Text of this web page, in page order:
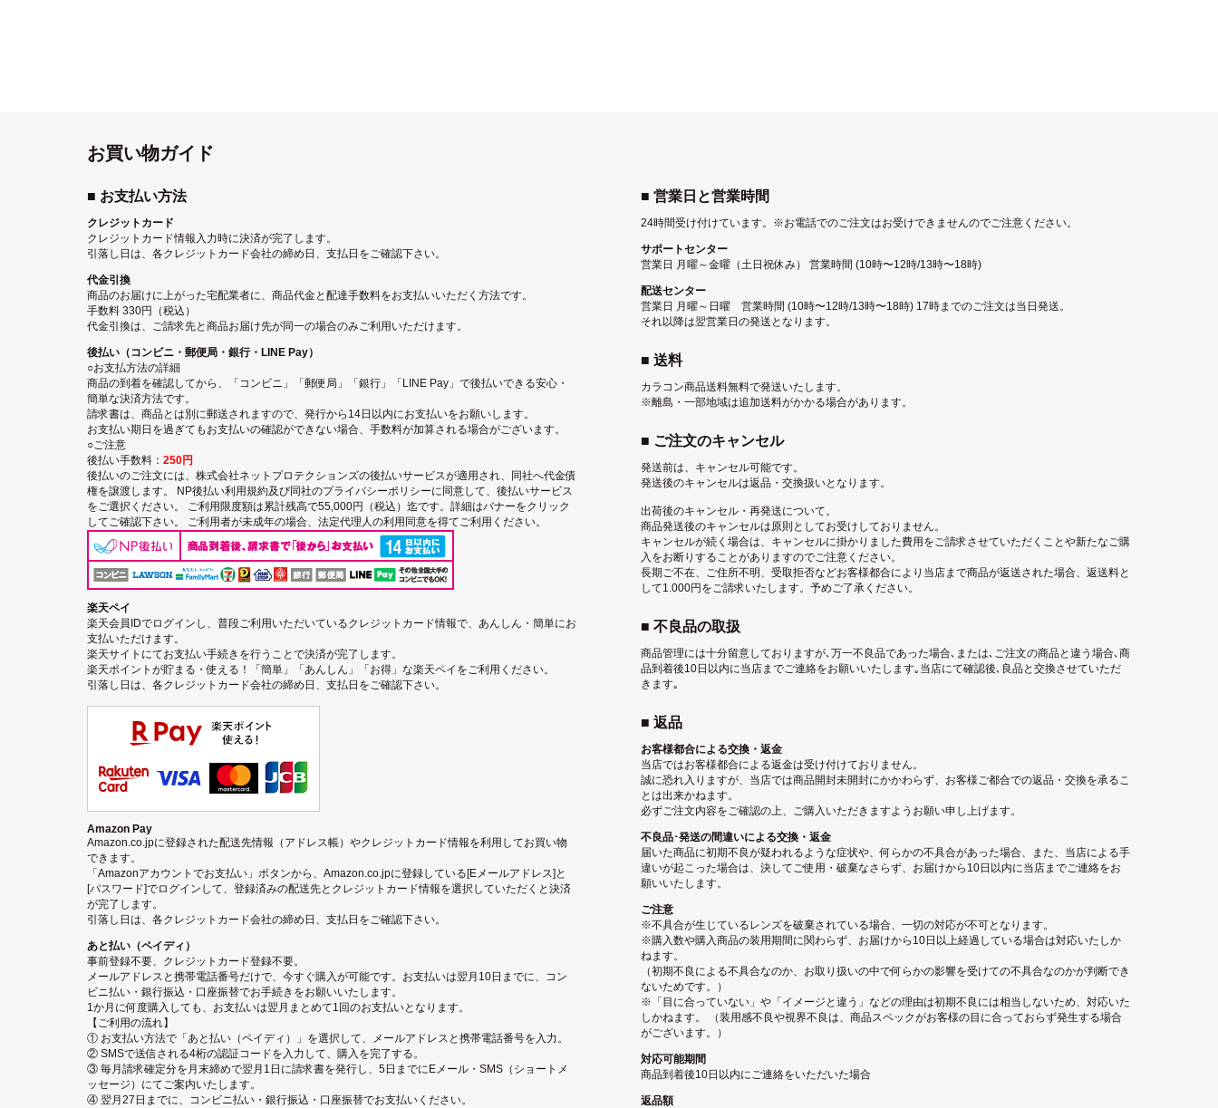
お買い物ガイド
■ お支払い方法
クレジットカード
クレジットカード情報入力時に決済が完了します。
引落し日は、各クレジットカード会社の締め日、支払日をご確認下さい。
代金引換
商品のお届けに上がった宅配業者に、商品代金と配達手数料をお支払いいただく方法です。
手数料 330円（税込）
代金引換は、ご請求先と商品お届け先が同一の場合のみご利用いただけます。
後払い（コンビニ・郵便局・銀行・LINE Pay）
○お支払方法の詳細
商品の到着を確認してから、「コンビニ」「郵便局」「銀行」「LINE Pay」で後払いできる安心・
簡単な決済方法です。
請求書は、商品とは別に郵送されますので、発行から14日以内にお支払いをお願いします。
お支払い期日を過ぎてもお支払いの確認ができない場合、手数料が加算される場合がございます。
○ご注意
後払い手数料： 250円
後払いのご注文には、 株式会社ネットプロテクションズの後払いサービスが適用され、同社へ代金債
権を譲渡します。
NP後払い利用規約及び同社のプライバシーポリシーに同意して、後払いサービス
をご選択ください。 ご利用限度額は累計残高で55,000円（税込）迄です。詳細はバナーをクリック
してご確認下さい。 ご利用者が未成年の場合、法定代理人の利用同意を得てご利用ください。
楽天ペイ
楽天会員IDでログインし、普段ご利用いただいているクレジットカード情報で、あんしん・簡単にお
支払いただけます。
楽天サイトにてお支払い手続きを行うことで決済が完了します。
楽天ポイントが貯まる・使える！「簡単」「あんしん」「お得」な楽天ペイをご利用ください。
引落し日は、各クレジットカード会社の締め日、支払日をご確認下さい。
Amazon Pay
Amazon.co.jpに登録された配送先情報（アドレス帳）やクレジットカード情報を利用してお買い物
できます。
「Amazonアカウントでお支払い」ボタンから、Amazon.co.jpに登録している[Eメールアドレス]と
[パスワード]でログインして、登録済みの配送先とクレジットカード情報を選択していただくと決済
が完了します。
引落し日は、各クレジットカード会社の締め日、支払日をご確認下さい。
あと払い（ペイディ）
事前登録不要、クレジットカード登録不要。
メールアドレスと携帯電話番号だけで、今すぐ購入が可能です。お支払いは翌月10日までに、コン
ビニ払い・銀行振込・口座振替でお手続きをお願いいたします。
1か月に何度購入しても、お支払いは翌月まとめて1回のお支払いとなります。
【ご利用の流れ】
① お支払い方法で「あと払い（ペイディ）」を選択して、メールアドレスと携帯電話番号を入力。
② SMSで送信される4桁の認証コードを入力して、購入を完了する。
③ 毎月請求確定分を月末締めで翌月1日に請求書を発行し、5日までにEメール・SMS（ショートメ
ッセージ）にてご案内いたします。
④ 翌月27日までに、コンビニ払い・銀行振込・口座振替でお支払いください。
■ 営業日と営業時間
24時間受け付けています。 ※お電話でのご注文はお受けできませんのでご注意ください。
サポートセンター
営業日 月曜～金曜（土日祝休み） 営業時間 (10時〜12時/13時〜18時)
配送センター
営業日 月曜～日曜 営業時間 (10時〜12時/13時〜18時) 17時までのご注文は当日発送。
それ以降は翌営業日の発送となります。
■ 送料
カラコン商品送料無料で発送いたします。
※離島・一部地域は追加送料がかかる場合があります。
■ ご注文のキャンセル
発送前は、キャンセル可能です。
発送後のキャンセルは返品・交換扱いとなります。
出荷後のキャンセル・再発送について。
商品発送後のキャンセルは原則としてお受けしておりません。
キャンセルが続く場合は、キャンセルに掛かりました費用をご請求させていただくことや新たなご購
入をお断りすることがありますのでご注意ください。
長期ご不在、ご住所不明、受取拒否などお客様都合により当店まで商品が返送された場合、返送料と
して1.000円をご請求いたします。予めご了承ください。
■ 不良品の取扱
商品管理には十分留意しておりますが､万一不良品であった場合､または､ご注文の商品と違う場合､商
品到着後10日以内に当店までご連絡をお願いいたします｡当店にて確認後､良品と交換させていただ
きます｡
■ 返品
お客様都合による交換・返金
当店ではお客様都合による返金は受け付けておりません。
誠に恐れ入りますが、当店では商品開封未開封にかかわらず、お客様ご都合での返品・交換を承るこ
とは出来かねます。
必ずご注文内容をご確認の上、ご購入いただきますようお願い申し上げます。
不良品･発送の間違いによる交換・返金
届いた商品に初期不良が疑われるような症状や、何らかの不具合があった場合、また、当店による手
違いが起こった場合は、決してご使用・破棄なさらず、お届けから10日以内に当店までご連絡をお
願いいたします。
ご注意
※不具合が生じているレンズを破棄されている場合、一切の対応が不可となります。
※購入数や購入商品の装用期間に関わらず、お届けから10日以上経過している場合は対応いたしか
ねます。
（初期不良による不具合なのか、お取り扱いの中で何らかの影響を受けての不具合なのかが判断でき
ないためです。）
※「目に合っていない」や「イメージと違う」などの理由は初期不良には相当しないため、対応いた
しかねます。 （装用感不良や視界不良は、商品スペックがお客様の目に合っておらず発生する場合
がございます。）
対応可能期間
商品到着後10日以内にご連絡をいただいた場合
返品額